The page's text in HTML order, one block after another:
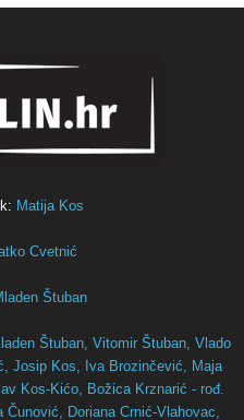
Matija Kos
Cvetnić
Štuban
Štuban, Vitomir Štuban, Vlado
Josip Kos, Iva Brozinčević, Maja
Kos-Kićo, Božica Krznarić - rođ.
Čunović, Doriana Crnić-Vlahovac,